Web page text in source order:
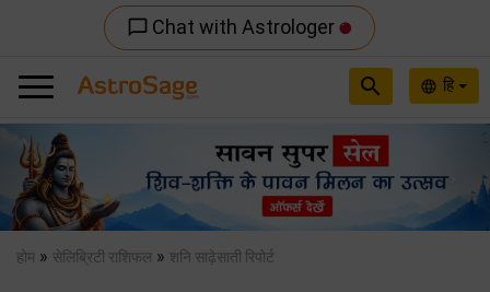
chat_bubble_outline Chat with Astrologer
language हि
search
Previous
होम » सेलिब्रिटी राशिफल » शनि साढ़ेसाती रिपोर्ट